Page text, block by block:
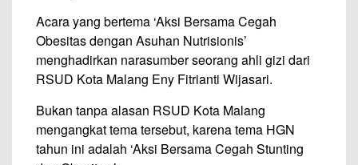
Acara yang bertema ‘Aksi Bersama Cegah
Obesitas dengan Asuhan Nutrisionis’
menghadirkan narasumber seorang ahli gizi dari
RSUD Kota Malang Eny Fitrianti Wijasari.
Bukan tanpa alasan RSUD Kota Malang
mengangkat tema tersebut, karena tema HGN
tahun ini adalah ‘Aksi Bersama Cegah Stunting